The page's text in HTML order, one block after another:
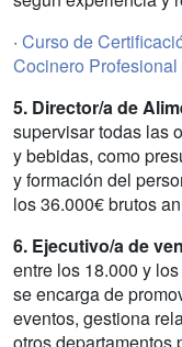
· Curso de
Cocinero
5. Director/a de
supervisar todas las
y bebidas, como
y formación del
los 36.000€ brutos
6. Ejecutivo/a de
entre los 18.000 y
se encarga de
eventos, gestiona
otros departamentos